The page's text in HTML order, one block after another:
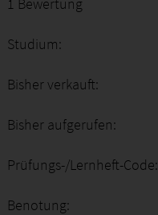
Studium:
Bisher verkauft:
Bisher aufgerufen:
Prüfungs-/Lernheft-Code:
Benotung: